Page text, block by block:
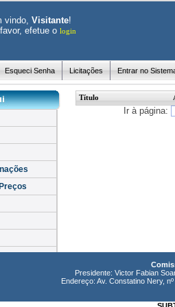
vindo, Visitante!
efetue o login
Esqueci Senha Licitações Entrar no
Título
Ir à página:
Presidente: Victor Fabian
Endereço: Av. Constatino Nery,